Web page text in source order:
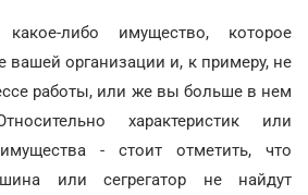
либо имущество, которое
вашей организации и, к примеру, не
работы, или же вы больше в нем
характеристик или
- стоит отметить, что
или сегрегатор не найдут